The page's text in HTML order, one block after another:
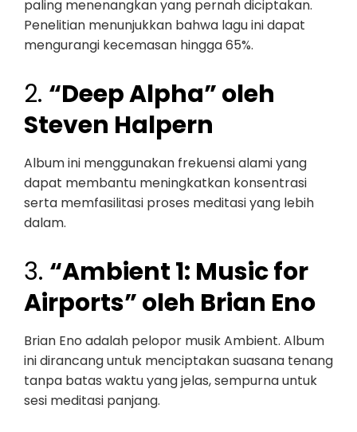
paling menenangkan yang pernah diciptakan.
Penelitian menunjukkan bahwa lagu ini dapat
mengurangi kecemasan hingga 65%.
2. “Deep Alpha” oleh
Steven Halpern
Album ini menggunakan frekuensi alami yang
dapat membantu meningkatkan konsentrasi
serta memfasilitasi proses meditasi yang lebih
dalam.
3. “Ambient 1: Music for
Airports” oleh Brian Eno
Brian Eno adalah pelopor musik Ambient. Album
ini dirancang untuk menciptakan suasana tenang
tanpa batas waktu yang jelas, sempurna untuk
sesi meditasi panjang.